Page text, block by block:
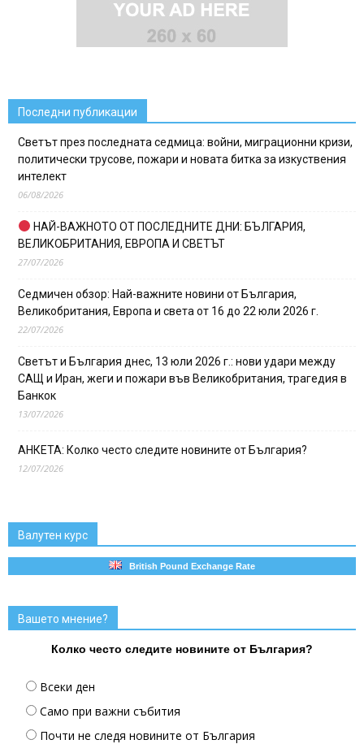
Последни публикации
Светът през последната седмица: войни, миграционни кризи,
политически трусове, пожари и новата битка за изкуствения
интелект
06/08/2026
НАЙ-ВАЖНОТО ОТ ПОСЛЕДНИТЕ ДНИ: БЪЛГАРИЯ,
ВЕЛИКОБРИТАНИЯ, ЕВРОПА И СВЕТЪТ
27/07/2026
Седмичен обзор: Най-важните новини от България,
Великобритания, Европа и света от 16 до 22 юли 2026 г.
22/07/2026
Светът и България днес, 13 юли 2026 г.: нови удари между
САЩ и Иран, жеги и пожари във Великобритания, трагедия в
Банкок
13/07/2026
АНКЕТА: Колко често следите новините от България?
12/07/2026
Валутен курс
British Pound Exchange Rate
Вашето мнение?
Колко често следите новините от България?
Всеки ден
Само при важни събития
Почти не следя новините от България